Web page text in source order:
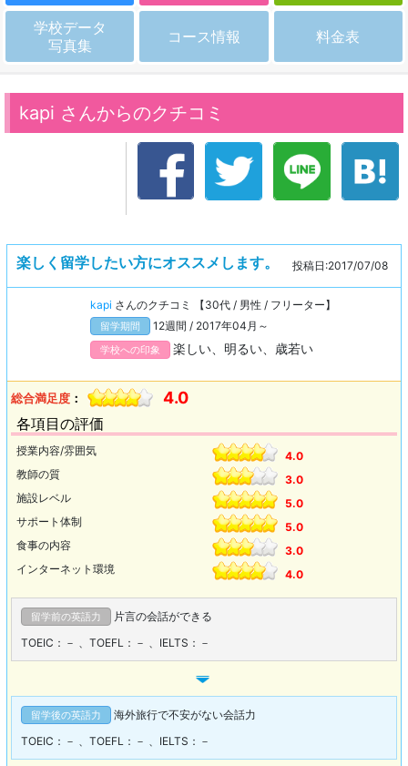
学校データ
写真集
コース情報 料金表
kapi さんからのクチコミ
楽しく留学したい方にオススメします。 投稿日:2017/07/08
kapi さんのクチコミ 【30代 / 男性 / フリーター】
留学期間 12週間 / 2017年04月～
学校への印象 楽しい、明るい、歳若い
総合満足度 ： 4.0
各項目の評価
授業内容/雰囲気
4.0
教師の質
3.0
施設レベル
5.0
サポート体制
5.0
食事の内容
3.0
インターネット環境
4.0
留学前の英語力
片言の会話ができる
TOEIC：－ 、 TOEFL：－ 、 IELTS：－
留学後の英語力
海外旅行で不安がない会話力
TOEIC：－ 、 TOEFL：－ 、 IELTS：－